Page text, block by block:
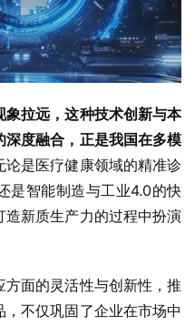
拉远，这种技术创新与本
度融合，正是我国在多模
论是医疗健康领域的精准诊
是智能制造与工业4.0的快
新质生产力的过程中扮演
面的灵活性与创新性，推
不仅巩固了企业在市场中